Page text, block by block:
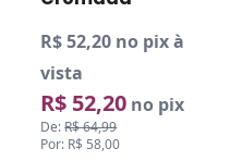
R$ 52,20 no pix à
vista
R$ 52,20 no pix
De:R$ 64,99
Por: R$ 58,00